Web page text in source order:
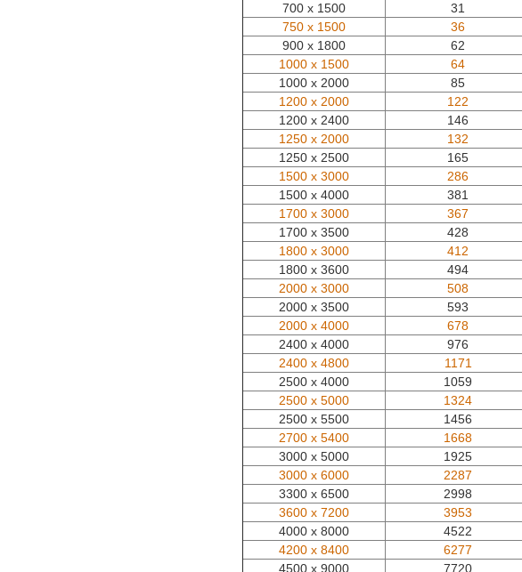
700 x 1500
31
750 x 1500
36
900 x 1800
62
1000 x 1500
64
1000 x 2000
85
1200 x 2000
122
1200 x 2400
146
1250 x 2000
132
1250 x 2500
165
1500 x 3000
286
1500 x 4000
381
1700 x 3000
367
1700 x 3500
428
1800 x 3000
412
1800 x 3600
494
2000 x 3000
508
2000 x 3500
593
2000 x 4000
678
2400 x 4000
976
2400 x 4800
1171
2500 x 4000
1059
2500 x 5000
1324
2500 x 5500
1456
2700 x 5400
1668
3000 x 5000
1925
3000 x 6000
2287
3300 x 6500
2998
3600 x 7200
3953
4000 x 8000
4522
4200 x 8400
6277
4500 x 9000
7720